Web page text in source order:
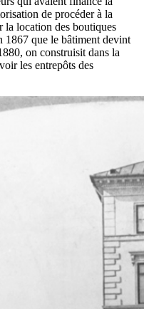
de procéder à la
la location des boutiques
1867 que le bâtiment devint
on construisit dans la
les entrepôts des